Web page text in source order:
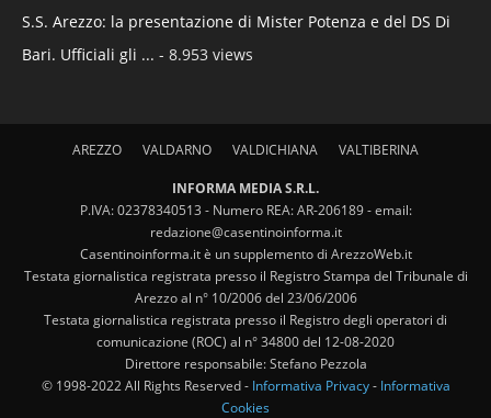
S.S. Arezzo: la presentazione di Mister Potenza e del DS Di
Bari. Ufficiali gli ... - 8.953 views
AREZZO VALDARNO VALDICHIANA VALTIBERINA
INFORMA MEDIA S.R.L.
P.IVA: 02378340513 - Numero REA: AR-206189 - email:
redazione@casentinoinforma.it
Casentinoinforma.it è un supplemento di ArezzoWeb.it
Testata giornalistica registrata presso il Registro Stampa del Tribunale di
Arezzo al n° 10/2006 del 23/06/2006
Testata giornalistica registrata presso il Registro degli operatori di
comunicazione (ROC) al n° 34800 del 12-08-2020
Direttore responsabile: Stefano Pezzola
© 1998-2022 All Rights Reserved - Informativa Privacy- Informativa
Cookies